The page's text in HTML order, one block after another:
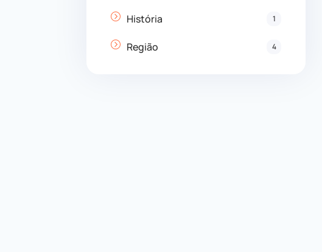
História 1
Região 4